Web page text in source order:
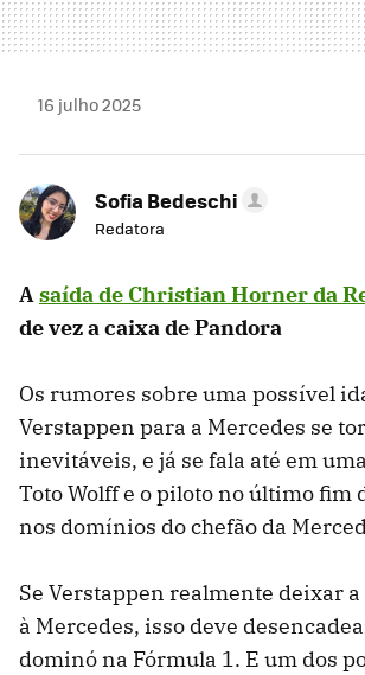
16 julho 2025
Sofia Bedeschi
Redatora
Asaída de Christian Horner da
de vez a caixa de Pandora
Os rumores sobre uma possível
Verstappen para a Mercedes se
inevitáveis, e já se fala até em
Toto Wolff e o piloto no último fim
nos domínios do chefão da
Se Verstappen realmente deixar
à Mercedes, isso deve
dominó na Fórmula 1. E um dos